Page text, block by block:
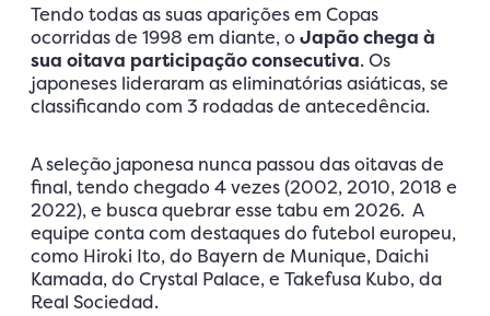
Tendo todas as suas aparições em Copas
ocorridas de 1998 em diante, oJapão chega à
sua oitava participação consecutiva. Os
japoneses lideraram as eliminatórias asiáticas, se
classificando com 3 rodadas de antecedência.
A seleção japonesa nunca passou das oitavas de
final, tendo chegado 4 vezes (2002, 2010, 2018 e
2022), e busca quebrar esse tabu em 2026. A
equipe conta com destaques do futebol europeu,
como Hiroki Ito, do Bayern de Munique, Daichi
Kamada, do Crystal Palace, e Takefusa Kubo, da
Real Sociedad.